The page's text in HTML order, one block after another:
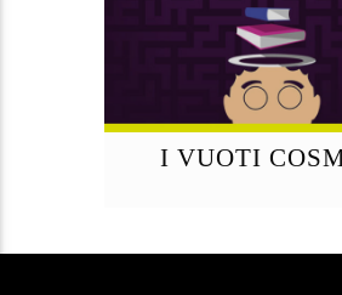
I VUOTI